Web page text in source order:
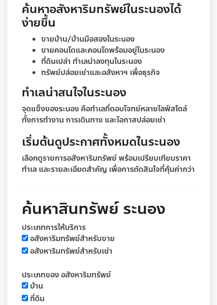
ค้นหาอสังหาริมทรัพย์ในระนองได้
ง่ายขึ้น
ขายบ้าน/บ้านมือสองในระนอง
ขายคอนโดและคอนโดพร้อมอยู่ในระนอง
ที่ดินเปล่า ทำเลน่าลงทุนในระนอง
ทรัพย์ปล่อยเช่าและอสังหาฯ เพื่อธุรกิจ
ทำเลน่าสนใจในระนอง
จุดแข็งของระนอง คือทำเลที่ตอบโจทย์หลายไลฟ์สไตล์
ทั้งการทำงาน การเดินทาง และโอกาสปล่อยเช่า
เริ่มต้นดูประกาศทั้งหมดในระนอง
เลือกดูรายการอสังหาริมทรัพย์ พร้อมเปรียบเทียบราคา
ทำเล และรายละเอียดสำคัญ เพื่อการตัดสินใจที่คุ้มค่ากว่า
ค้นหาสินทรัพย์ ระนอง
ประเภทการให้บริการ
อสังหาริมทรัพย์สำหรับขาย
อสังหาริมทรัพย์สำหรับเช่า
ประเภทของ อสังหาริมทรัพย์
บ้าน
ที่ดิน